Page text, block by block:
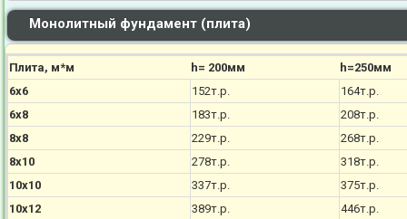
Монолитный фундамент (плита)
Плита, м*м h= 200мм
h=250мм
6х6
152т.р.
164т.р.
6х8
183т.р.
208т.р.
8х8
229т.р.
268т.р.
8х10
278т.р.
318т.р.
10х10
337т.р.
375т.р.
10х12
389т.р.
446т.р.